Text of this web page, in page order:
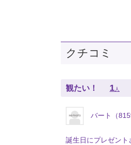
クチコミ
観たい！ 1人
バート（
誕生日にプレゼント